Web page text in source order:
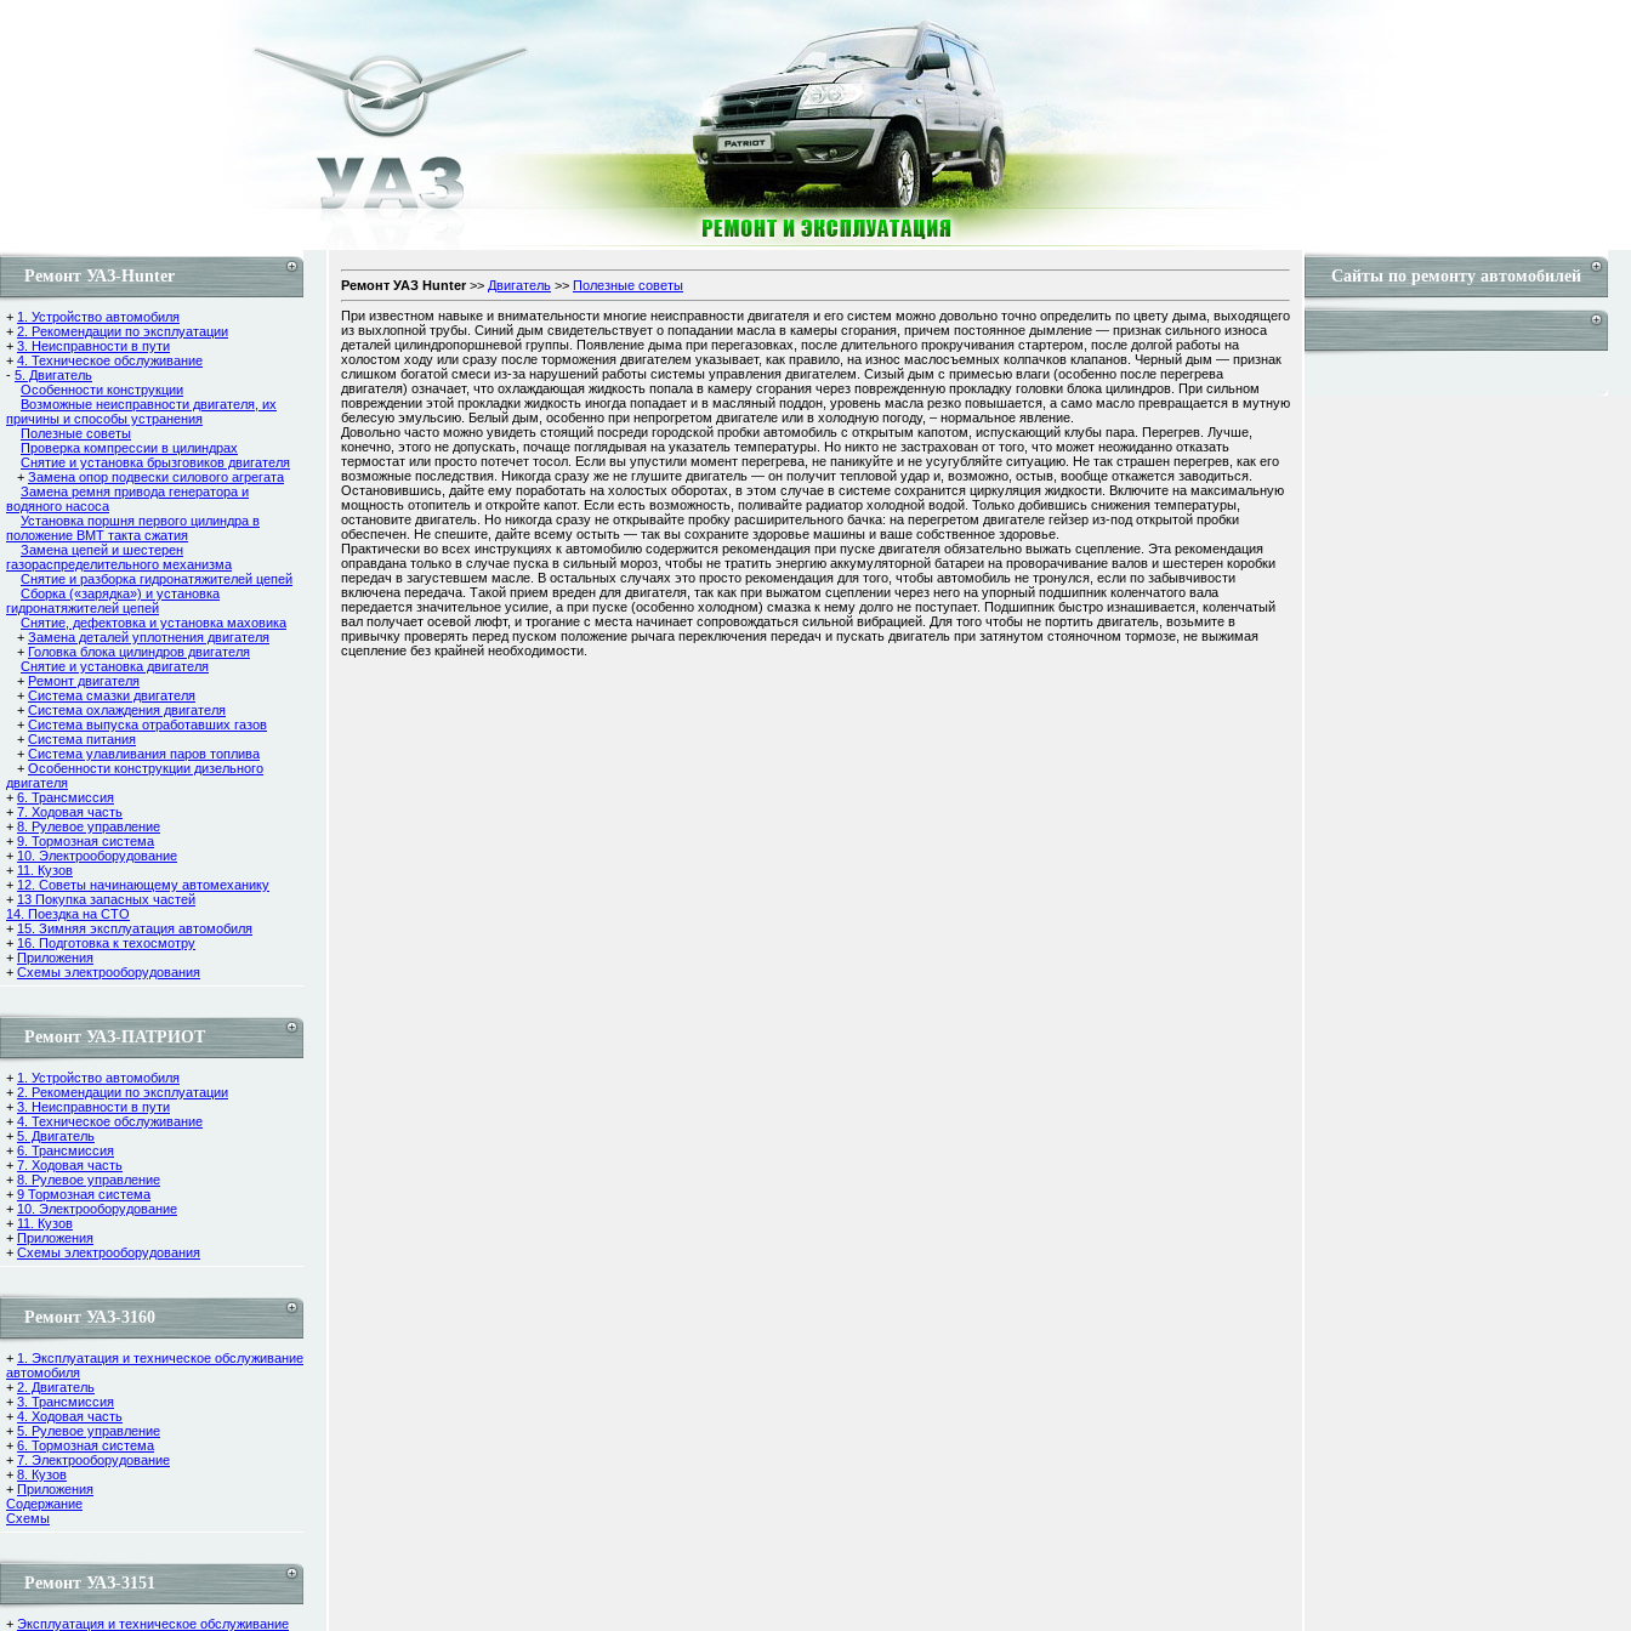
Ремонт УАЗ-Hunter
+ 1. Устройство автомобиля
+ 2. Рекомендации по эксплуатации
+ 3. Неисправности в пути
+ 4. Техническое обслуживание
- 5. Двигатель
Особенности конструкции
Возможные неисправности двигателя, их
причины и способы устранения
Полезные советы
Проверка компрессии в цилиндрах
Снятие и установка брызговиков двигателя
+ Замена опор подвески силового агрегата
Замена ремня привода генератора и
водяного насоса
Установка поршня первого цилиндра в
положение ВМТ такта сжатия
Замена цепей и шестерен
газораспределительного механизма
Снятие и разборка гидронатяжителей цепей
Сборка («зарядка») и установка
гидронатяжителей цепей
Снятие, дефектовка и установка маховика
+ Замена деталей уплотнения двигателя
+ Головка блока цилиндров двигателя
Снятие и установка двигателя
+ Ремонт двигателя
+ Cистема смазки двигателя
+ Система охлаждения двигателя
+ Система выпуска отработавших газов
+ Система питания
+ Система улавливания паров топлива
+ Особенности конструкции дизельного
двигателя
+ 6. Трансмиссия
+ 7. Ходовая часть
+ 8. Рулевое управление
+ 9. Тормозная система
+ 10. Электрооборудование
+ 11. Кузов
+ 12. Советы начинающему автомеханику
+ 13 Покупка запасных частей
14. Поездка на СТО
+ 15. Зимняя эксплуатация автомобиля
+ 16. Подготовка к техосмотру
+ Приложения
+ Схемы электрооборудования
Ремонт УАЗ-ПАТРИОТ
+ 1. Устройство автомобиля
+ 2. Рекомендации по эксплуатации
+ 3. Неисправности в пути
+ 4. Техническое обслуживание
+ 5. Двигатель
+ 6. Трансмиссия
+ 7. Ходовая часть
+ 8. Рулевое управление
+ 9 Тормозная система
+ 10. Электрооборудование
+ 11. Кузов
+ Приложения
+ Схемы электрооборудования
Ремонт УАЗ-3160
+ 1. Эксплуатация и техническое обслуживание
автомобиля
+ 2. Двигатель
+ 3. Трансмиссия
+ 4. Ходовая часть
+ 5. Рулевое управление
+ 6. Тормозная система
+ 7. Электрооборудование
+ 8. Кузов
+ Приложения
Содержание
Cхемы
Ремонт УАЗ-3151
+ Эксплуатация и техническое обслуживание
Ремонт УАЗ Hunter>> Двигатель >> Полезные советы
При известном навыке и внимательности многие неисправности двигателя и его систем можно довольно точно определить по цвету дыма, выходящего
из выхлопной трубы. Синий дым свидетельствует о попадании масла в камеры сгорания, причем постоянное дымление — признак сильного износа
деталей цилиндропоршневой группы. Появление дыма при перегазовках, после длительного прокручивания стартером, после долгой работы на
холостом ходу или сразу после торможения двигателем указывает, как правило, на износ маслосъемных колпачков клапанов. Черный дым — признак
слишком богатой смеси из-за нарушений работы системы управления двигателем. Сизый дым с примесью влаги (особенно после перегрева
двигателя) означает, что охлаждающая жидкость попала в камеру сгорания через поврежденную прокладку головки блока цилиндров. При сильном
повреждении этой прокладки жидкость иногда попадает и в масляный поддон, уровень масла резко повышается, а само масло превращается в мутную
белесую эмульсию. Белый дым, особенно при непрогретом двигателе или в холодную погоду, – нормальное явление.
Довольно часто можно увидеть стоящий посреди городской пробки автомобиль с открытым капотом, испускающий клубы пара. Перегрев. Лучше,
конечно, этого не допускать, почаще поглядывая на указатель температуры. Но никто не застрахован от того, что может неожиданно отказать
термостат или просто потечет тосол. Если вы упустили момент перегрева, не паникуйте и не усугубляйте ситуацию. Не так страшен перегрев, как его
возможные последствия. Никогда сразу же не глушите двигатель — он получит тепловой удар и, возможно, остыв, вообще откажется заводиться.
Остановившись, дайте ему поработать на холостых оборотах, в этом случае в системе сохранится циркуляция жидкости. Включите на максимальную
мощность отопитель и откройте капот. Если есть возможность, поливайте радиатор холодной водой. Только добившись снижения температуры,
остановите двигатель. Но никогда сразу не открывайте пробку расширительного бачка: на перегретом двигателе гейзер из-под открытой пробки
обеспечен. Не спешите, дайте всему остыть — так вы сохраните здоровье машины и ваше собственное здоровье.
Практически во всех инструкциях к автомобилю содержится рекомендация при пуске двигателя обязательно выжать сцепление. Эта рекомендация
оправдана только в случае пуска в сильный мороз, чтобы не тратить энергию аккумуляторной батареи на проворачивание валов и шестерен коробки
передач в загустевшем масле. В остальных случаях это просто рекомендация для того, чтобы автомобиль не тронулся, если по забывчивости
включена передача. Такой прием вреден для двигателя, так как при выжатом сцеплении через него на упорный подшипник коленчатого вала
передается значительное усилие, а при пуске (особенно холодном) смазка к нему долго не поступает. Подшипник быстро изнашивается, коленчатый
вал получает осевой люфт, и трогание с места начинает сопровождаться сильной вибрацией. Для того чтобы не портить двигатель, возьмите в
привычку проверять перед пуском положение рычага переключения передач и пускать двигатель при затянутом стояночном тормозе, не выжимая
сцепление без крайней необходимости.
Сайты по ремонту автомобилей